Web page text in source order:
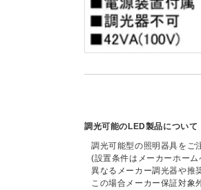
調光可能のLED製品について
調光可能型の照明器具をご
(設置条件はメーカーホー
異なるメーカー調光器や推
この場合メーカー保証対象